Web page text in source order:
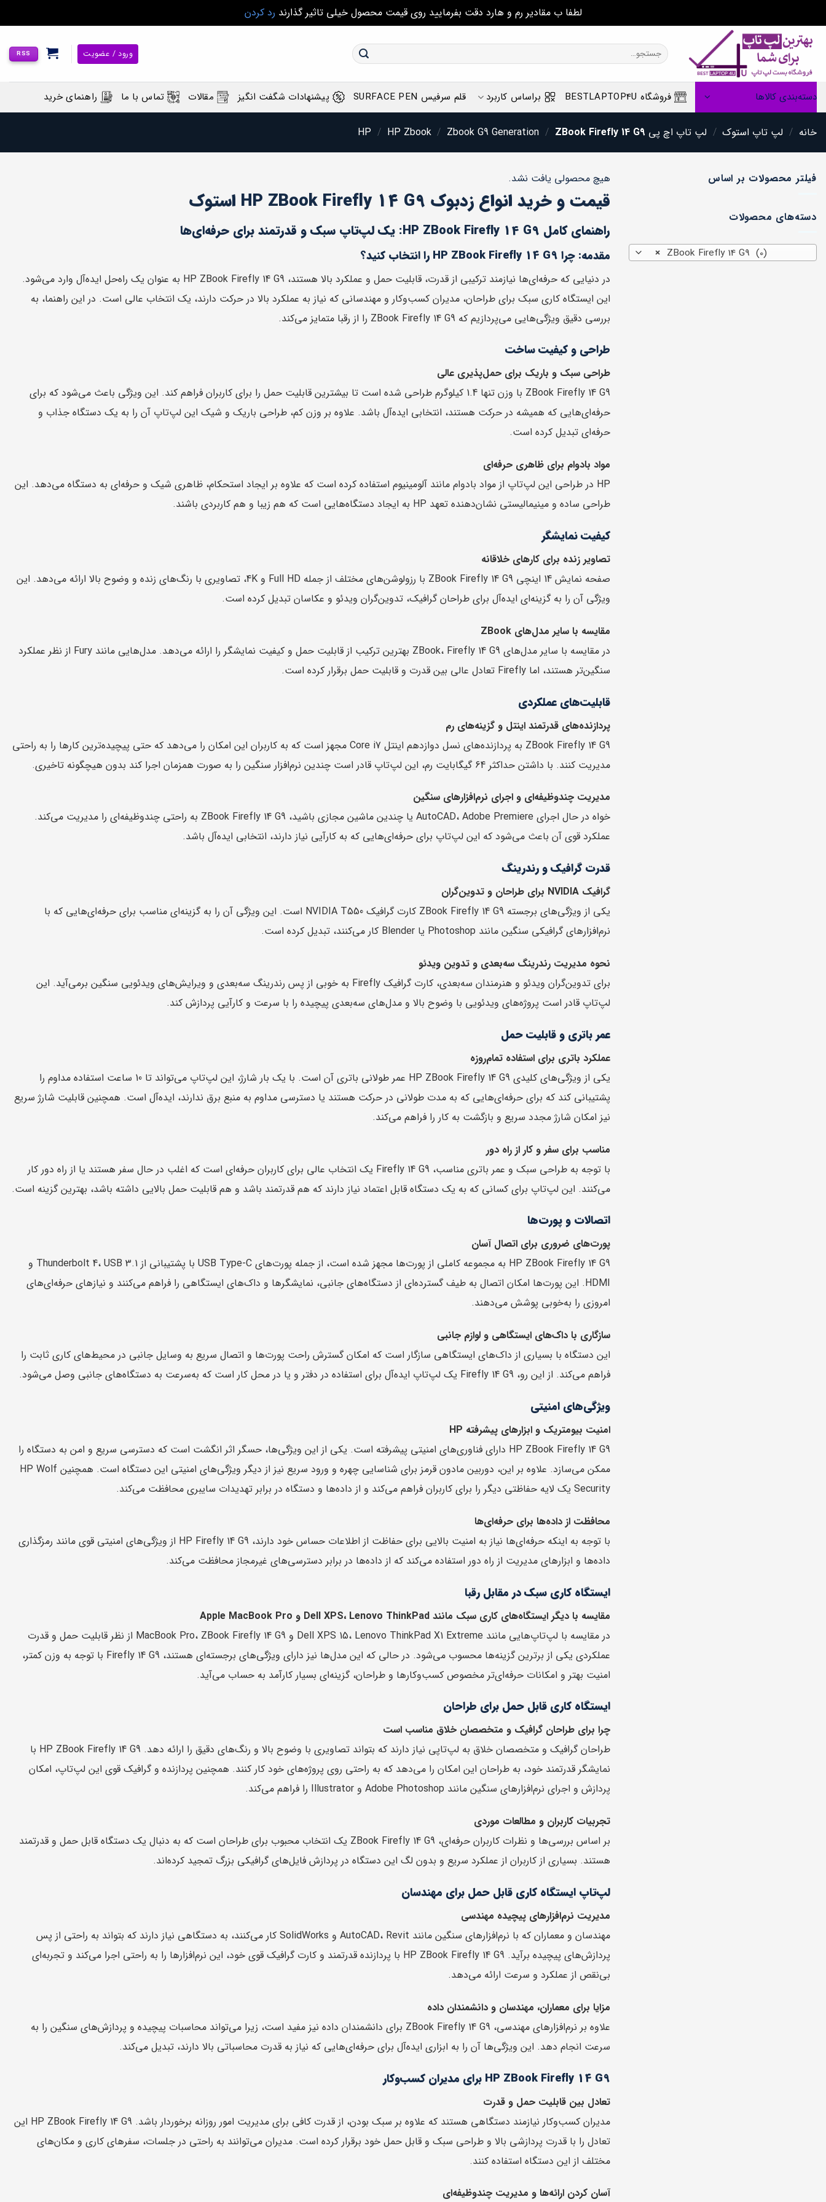
لطفا ب مقادیر رم و هارد دقت بفرمایید روی قیمت محصول خیلی تاثیر گذارند رد کردن
content
جستجو
برای:
ورود / عضویت RSS
دسته‌بندی کالاها فروشگاه BESTLAPTOP4U براساس کاربرد قلم سرفیس SURFACE PEN پیشنهادات شگفت انگیز مقالات تماس با ما راهنمای خرید
خانه / لپ تاپ استوک / لپ تاپ اچ پی HP / HP Zbook / Zbook G9 Generation / ZBook Firefly 14 G9
فیلتر محصولات بر اساس
دسته‌های محصولات
×
هیچ محصولی یافت نشد.
قیمت و خرید انواع زدبوک HP ZBook Firefly 14 G9 استوک
راهنمای کامل HP ZBook Firefly 14 G9: یک لپ‌تاپ سبک و قدرتمند برای حرفه‌ای‌ها
مقدمه: چرا HP ZBook Firefly 14 G9 را انتخاب کنید؟
در دنیایی که حرفه‌ای‌ها نیازمند ترکیبی از قدرت، قابلیت حمل و عملکرد بالا هستند، HP ZBook Firefly 14 G9 به عنوان یک راه‌حل ایده‌آل وارد می‌شود.
این ایستگاه کاری سبک برای طراحان، مدیران کسب‌وکار و مهندسانی که نیاز به عملکرد بالا در حرکت دارند، یک انتخاب عالی است. در این راهنما، به
بررسی دقیق ویژگی‌هایی می‌پردازیم که ZBook Firefly 14 G9 را از رقبا متمایز می‌کند.
طراحی و کیفیت ساخت
طراحی سبک و باریک برای حمل‌پذیری عالی
ZBook Firefly 14 G9 با وزن تنها 1.4 کیلوگرم طراحی شده است تا بیشترین قابلیت حمل را برای کاربران فراهم کند. این ویژگی باعث می‌شود که برای
حرفه‌ای‌هایی که همیشه در حرکت هستند، انتخابی ایده‌آل باشد. علاوه بر وزن کم، طراحی باریک و شیک این لپ‌تاپ آن را به یک دستگاه جذاب و
حرفه‌ای تبدیل کرده است.
مواد بادوام برای ظاهری حرفه‌ای
HP در طراحی این لپ‌تاپ از مواد بادوام مانند آلومینیوم استفاده کرده است که علاوه بر ایجاد استحکام، ظاهری شیک و حرفه‌ای به دستگاه می‌دهد. این
طراحی ساده و مینیمالیستی نشان‌دهنده تعهد HP به ایجاد دستگاه‌هایی است که هم زیبا و هم کاربردی باشند.
کیفیت نمایشگر
تصاویر زنده برای کارهای خلاقانه
صفحه نمایش 14 اینچی ZBook Firefly 14 G9 با رزولوشن‌های مختلف از جمله Full HD و 4K، تصاویری با رنگ‌های زنده و وضوح بالا ارائه می‌دهد. این
ویژگی آن را به گزینه‌ای ایده‌آل برای طراحان گرافیک، تدوین‌گران ویدئو و عکاسان تبدیل کرده است.
مقایسه با سایر مدل‌های ZBook
در مقایسه با سایر مدل‌های ZBook، Firefly 14 G9 بهترین ترکیب از قابلیت حمل و کیفیت نمایشگر را ارائه می‌دهد. مدل‌هایی مانند Fury از نظر عملکرد
سنگین‌تر هستند، اما Firefly تعادل عالی بین قدرت و قابلیت حمل برقرار کرده است.
قابلیت‌های عملکردی
پردازنده‌های قدرتمند اینتل و گزینه‌های رم
ZBook Firefly 14 G9 به پردازنده‌های نسل دوازدهم اینتل Core i7 مجهز است که به کاربران این امکان را می‌دهد که حتی پیچیده‌ترین کارها را به راحتی
مدیریت کنند. با داشتن حداکثر 64 گیگابایت رم، این لپ‌تاپ قادر است چندین نرم‌افزار سنگین را به صورت همزمان اجرا کند بدون هیچگونه تاخیری.
مدیریت چندوظیفه‌ای و اجرای نرم‌افزارهای سنگین
خواه در حال اجرای AutoCAD، Adobe Premiere یا چندین ماشین مجازی باشید، ZBook Firefly 14 G9 به راحتی چندوظیفه‌ای را مدیریت می‌کند.
عملکرد قوی آن باعث می‌شود که این لپ‌تاپ برای حرفه‌ای‌هایی که به کارآیی نیاز دارند، انتخابی ایده‌آل باشد.
قدرت گرافیک و رندرینگ
گرافیک NVIDIA برای طراحان و تدوین‌گران
یکی از ویژگی‌های برجسته ZBook Firefly 14 G9 کارت گرافیک NVIDIA T550 است. این ویژگی آن را به گزینه‌ای مناسب برای حرفه‌ای‌هایی که با
نرم‌افزارهای گرافیکی سنگین مانند Photoshop یا Blender کار می‌کنند، تبدیل کرده است.
نحوه مدیریت رندرینگ سه‌بعدی و تدوین ویدئو
برای تدوین‌گران ویدئو و هنرمندان سه‌بعدی، کارت گرافیک Firefly به خوبی از پس رندرینگ سه‌بعدی و ویرایش‌های ویدئویی سنگین برمی‌آید. این
لپ‌تاپ قادر است پروژه‌های ویدئویی با وضوح بالا و مدل‌های سه‌بعدی پیچیده را با سرعت و کارآیی پردازش کند.
عمر باتری و قابلیت حمل
عملکرد باتری برای استفاده تمام‌روزه
یکی از ویژگی‌های کلیدی HP ZBook Firefly 14 G9 عمر طولانی باتری آن است. با یک بار شارژ، این لپ‌تاپ می‌تواند تا 10 ساعت استفاده مداوم را
پشتیبانی کند که برای حرفه‌ای‌هایی که به مدت طولانی در حرکت هستند یا دسترسی مداوم به منبع برق ندارند، ایده‌آل است. همچنین قابلیت شارژ سریع
نیز امکان شارژ مجدد سریع و بازگشت به کار را فراهم می‌کند.
مناسب برای سفر و کار از راه دور
با توجه به طراحی سبک و عمر باتری مناسب، Firefly 14 G9 یک انتخاب عالی برای کاربران حرفه‌ای است که اغلب در حال سفر هستند یا از راه دور کار
می‌کنند. این لپ‌تاپ برای کسانی که به یک دستگاه قابل اعتماد نیاز دارند که هم قدرتمند باشد و هم قابلیت حمل بالایی داشته باشد، بهترین گزینه است.
اتصالات و پورت‌ها
پورت‌های ضروری برای اتصال آسان
HP ZBook Firefly 14 G9 به مجموعه کاملی از پورت‌ها مجهز شده است، از جمله پورت‌های USB Type-C با پشتیبانی از Thunderbolt 4، USB 3.1 و
HDMI. این پورت‌ها امکان اتصال به طیف گسترده‌ای از دستگاه‌های جانبی، نمایشگرها و داک‌های ایستگاهی را فراهم می‌کنند و نیازهای حرفه‌ای‌های
امروزی را به‌خوبی پوشش می‌دهند.
سازگاری با داک‌های ایستگاهی و لوازم جانبی
این دستگاه با بسیاری از داک‌های ایستگاهی سازگار است که امکان گسترش راحت پورت‌ها و اتصال سریع به وسایل جانبی در محیط‌های کاری ثابت را
فراهم می‌کند. از این رو، Firefly 14 G9 یک لپ‌تاپ ایده‌آل برای استفاده در دفتر و یا در محل کار است که به‌سرعت به دستگاه‌های جانبی وصل می‌شود.
ویژگی‌های امنیتی
امنیت بیومتریک و ابزارهای پیشرفته HP
HP ZBook Firefly 14 G9 دارای فناوری‌های امنیتی پیشرفته است. یکی از این ویژگی‌ها، حسگر اثر انگشت است که دسترسی سریع و امن به دستگاه را
ممکن می‌سازد. علاوه بر این، دوربین مادون قرمز برای شناسایی چهره و ورود سریع نیز از دیگر ویژگی‌های امنیتی این دستگاه است. همچنین HP Wolf
Security یک لایه حفاظتی دیگر را برای کاربران فراهم می‌کند و از داده‌ها و دستگاه در برابر تهدیدات سایبری محافظت می‌کند.
محافظت از داده‌ها برای حرفه‌ای‌ها
با توجه به اینکه حرفه‌ای‌ها نیاز به امنیت بالایی برای حفاظت از اطلاعات حساس خود دارند، HP Firefly 14 G9 از ویژگی‌های امنیتی قوی مانند رمزگذاری
داده‌ها و ابزارهای مدیریت از راه دور استفاده می‌کند که از داده‌ها در برابر دسترسی‌های غیرمجاز محافظت می‌کند.
ایستگاه کاری سبک در مقابل رقبا
مقایسه با دیگر ایستگاه‌های کاری سبک مانند Dell XPS، Lenovo ThinkPad و Apple MacBook Pro
در مقایسه با لپ‌تاپ‌هایی مانند Dell XPS 15، Lenovo ThinkPad X1 Extreme و MacBook Pro، ZBook Firefly 14 G9 از نظر قابلیت حمل و قدرت
عملکردی یکی از برترین گزینه‌ها محسوب می‌شود. در حالی که این مدل‌ها نیز دارای ویژگی‌های برجسته‌ای هستند، Firefly 14 G9 با توجه به وزن کمتر،
امنیت بهتر و امکانات حرفه‌ای‌تر مخصوص کسب‌وکارها و طراحان، گزینه‌ای بسیار کارآمد به حساب می‌آید.
ایستگاه کاری قابل حمل برای طراحان
چرا برای طراحان گرافیک و متخصصان خلاق مناسب است
طراحان گرافیک و متخصصان خلاق به لپ‌تاپی نیاز دارند که بتواند تصاویری با وضوح بالا و رنگ‌های دقیق را ارائه دهد. HP ZBook Firefly 14 G9 با
نمایشگر قدرتمند خود، به طراحان این امکان را می‌دهد که به راحتی روی پروژه‌های خود کار کنند. همچنین پردازنده و گرافیک قوی این لپ‌تاپ، امکان
پردازش و اجرای نرم‌افزارهای سنگین مانند Adobe Photoshop و Illustrator را فراهم می‌کند.
تجربیات کاربران و مطالعات موردی
بر اساس بررسی‌ها و نظرات کاربران حرفه‌ای، ZBook Firefly 14 G9 یک انتخاب محبوب برای طراحان است که به دنبال یک دستگاه قابل حمل و قدرتمند
هستند. بسیاری از کاربران از عملکرد سریع و بدون لگ این دستگاه در پردازش فایل‌های گرافیکی بزرگ تمجید کرده‌اند.
لپ‌تاپ ایستگاه کاری قابل حمل برای مهندسان
مدیریت نرم‌افزارهای پیچیده مهندسی
مهندسان و معماران که با نرم‌افزارهای سنگین مانند AutoCAD، Revit و SolidWorks کار می‌کنند، به دستگاهی نیاز دارند که بتواند به راحتی از پس
پردازش‌های پیچیده برآید. HP ZBook Firefly 14 G9 با پردازنده قدرتمند و کارت گرافیک قوی خود، این نرم‌افزارها را به راحتی اجرا می‌کند و تجربه‌ای
بی‌نقص از عملکرد و سرعت ارائه می‌دهد.
مزایا برای معماران، مهندسان و دانشمندان داده
علاوه بر نرم‌افزارهای مهندسی، ZBook Firefly 14 G9 برای دانشمندان داده نیز مفید است، زیرا می‌تواند محاسبات پیچیده و پردازش‌های سنگین را به
سرعت انجام دهد. این ویژگی‌ها آن را به ابزاری ایده‌آل برای حرفه‌ای‌هایی که نیاز به قدرت محاسباتی بالا دارند، تبدیل می‌کند.
HP ZBook Firefly 14 G9 برای مدیران کسب‌وکار
تعادل بین قابلیت حمل و قدرت
مدیران کسب‌وکار نیازمند دستگاهی هستند که علاوه بر سبک بودن، از قدرت کافی برای مدیریت امور روزانه برخوردار باشد. HP ZBook Firefly 14 G9 این
تعادل را با قدرت پردازشی بالا و طراحی سبک و قابل حمل خود برقرار کرده است. مدیران می‌توانند به راحتی در جلسات، سفرهای کاری و مکان‌های
مختلف از این دستگاه استفاده کنند.
آسان کردن ارائه‌ها و مدیریت چندوظیفه‌ای